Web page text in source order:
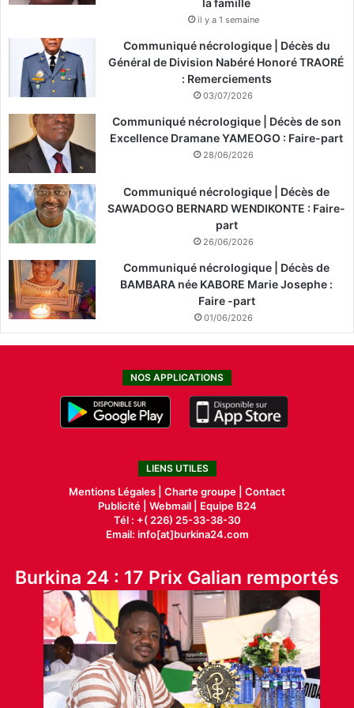
il y a 1 semaine
Communiqué nécrologique | Décès du
Général de Division Nabéré Honoré TRAORÉ
: Remerciements
03/07/2026
Communiqué nécrologique | Décès de son
Excellence Dramane YAMEOGO : Faire-part
28/06/2026
Communiqué nécrologique | Décès de
SAWADOGO BERNARD WENDIKONTE : Faire-
part
26/06/2026
Communiqué nécrologique | Décès de
BAMBARA née KABORE Marie Josephe :
Faire -part
01/06/2026
NOS APPLICATIONS
LIENS UTILES
Mentions Légales | Charte groupe | Contact
Publicité| Webmail |
Equipe B24
Tél : +( 226) 25-33-38-30
Email: info[at]burkina24.com
Burkina 24 : 17 Prix Galian remportés